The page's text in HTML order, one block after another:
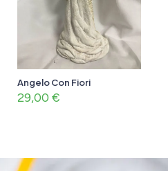
Angelo Con Fiori
29,00 €